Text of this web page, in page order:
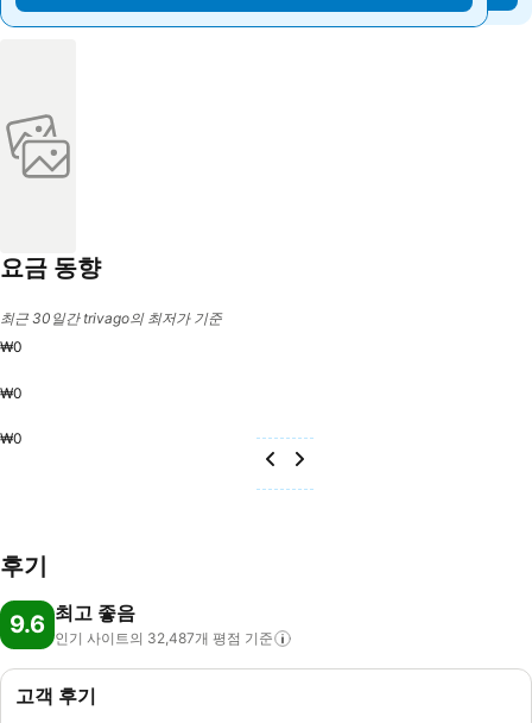
요금 동향
최근 30일간 trivago의 최저가 기준
₩0
₩0
₩0
후기
9.6 최고 좋음
인기 사이트의 32,487개 평점 기준
고객 후기